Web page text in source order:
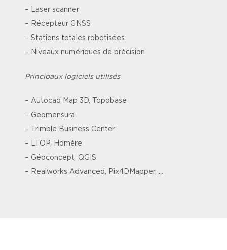
– Laser scanner
– Récepteur GNSS
– Stations totales robotisées
– Niveaux numériques de précision
Principaux logiciels utilisés
– Autocad Map 3D, Topobase
– Geomensura
– Trimble Business Center
– LTOP, Homère
– Géoconcept, QGIS
– Realworks Advanced, Pix4DMapper, …